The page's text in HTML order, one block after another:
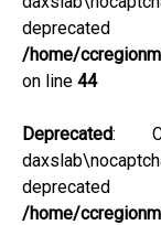
/home/
on line 44
Deprecated:
/home/